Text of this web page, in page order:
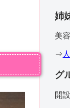
姉
美
⇒
グ
開